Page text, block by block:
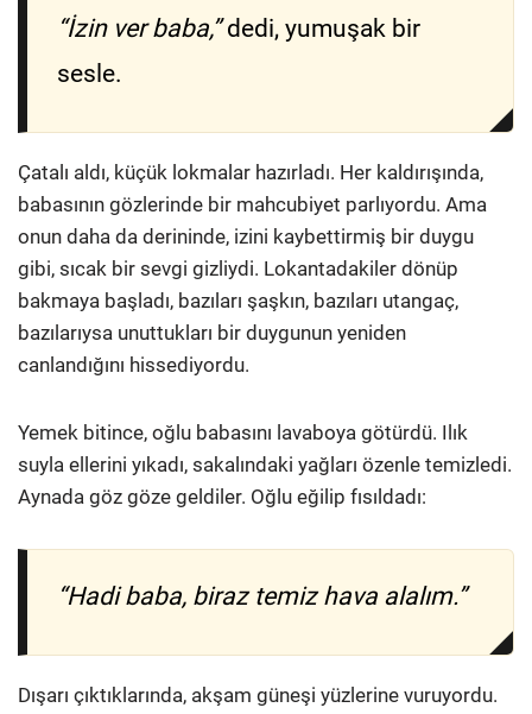
“İzin ver baba,”dedi, yumuşak bir
sesle.
Çatalı aldı, küçük lokmalar hazırladı. Her kaldırışında,
babasının gözlerinde bir mahcubiyet parlıyordu. Ama
onun daha da derininde, izini kaybettirmiş bir duygu
gibi, sıcak bir sevgi gizliydi. Lokantadakiler dönüp
bakmaya başladı, bazıları şaşkın, bazıları utangaç,
bazılarıysa unuttukları bir duygunun yeniden
canlandığını hissediyordu.
Yemek bitince, oğlu babasını lavaboya götürdü. Ilık
suyla ellerini yıkadı, sakalındaki yağları özenle temizledi.
Aynada göz göze geldiler. Oğlu eğilip fısıldadı:
“Hadi baba, biraz temiz hava alalım.”
Dışarı çıktıklarında, akşam güneşi yüzlerine vuruyordu.